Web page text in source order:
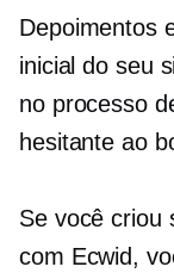
Depoimentos
inicial do seu
no processo
hesitante ao
Se você criou
com Ecwid,